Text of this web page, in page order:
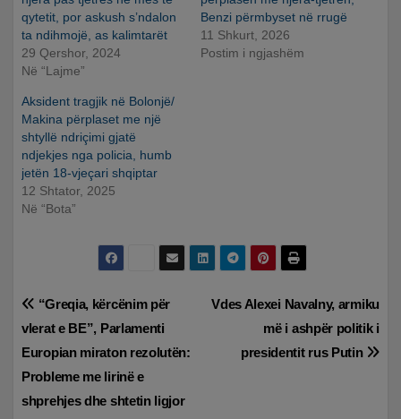
qytetit, por askush s’ndalon
ta ndihmojë, as kalimtarët
29 Qershor, 2024
Në “Lajme”
Benzi përmbyset në rrugë
11 Shkurt, 2026
Postim i ngjashëm
Aksident tragjik në Bolonjë/
Makina përplaset me një
shtyllë ndriçimi gjatë
ndjekjes nga policia, humb
jetën 18-vjeçari shqiptar
12 Shtator, 2025
Në “Bota”
Lëvizje
te
postimet
Vdes Alexei Navalny, armiku
më i ashpër politik i
presidentit rus Putin
“Greqia, kërcënim për
vlerat e BE”, Parlamenti
Europian miraton rezolutën:
Probleme me lirinë e
shprehjes dhe shtetin ligjor